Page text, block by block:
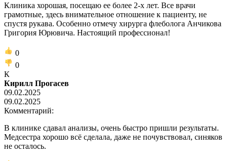
Клиника хорошая, посещаю ее более 2-х лет. Все врачи
грамотные, здесь внимательное отношение к пациенту, не
спустя рукава. Особенно отмечу хирурга флеболога Анчикова
Григория Юрювича. Настоящий профессионал!
0
0
К
Кирилл Прогасев
09.02.2025
09.02.2025
Комментарий:
В клинике сдавал анализы, очень быстро пришли результаты.
Медсестра хорошо всё сделала, даже не почувствовал, синяков
не осталось.